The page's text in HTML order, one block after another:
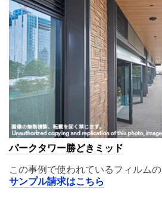
パークタワー勝どきミッド
この事例で使われているフィルムの
サンプル請求はこちら